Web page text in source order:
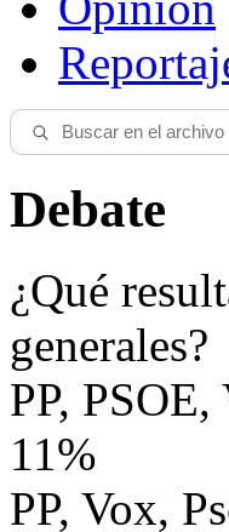
Debate
¿Qué
generales?
PP,
11%
PP, Vox,